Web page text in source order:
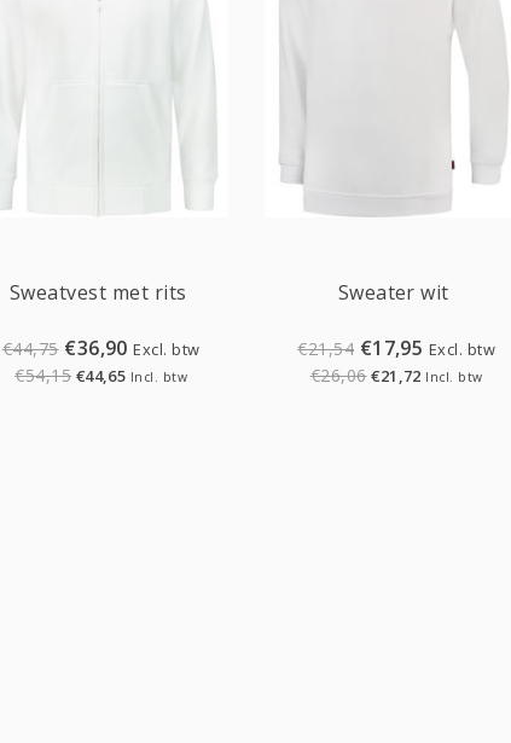
Sweatvest met rits
€44,75 €36,90 Excl. btw
€54,15 €44,65 Incl. btw
Sweater wit
€21,54 €17,95 Excl. btw
€26,06€21,72 Incl. btw